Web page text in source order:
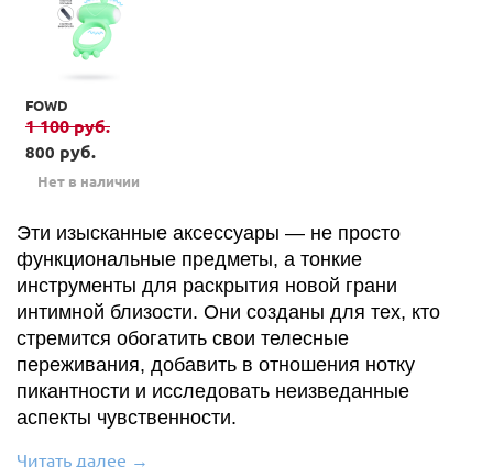
FOWD
1 100руб.
800 руб.
Нет в наличии
Эти изысканные аксессуары — не просто
функциональные предметы, а тонкие
инструменты для раскрытия новой грани
интимной близости. Они созданы для тех, кто
стремится обогатить свои телесные
переживания, добавить в отношения нотку
пикантности и исследовать неизведанные
аспекты чувственности.
Читать далее →